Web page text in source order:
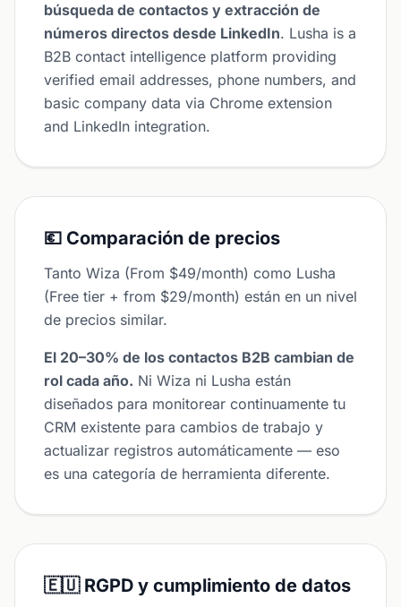
búsqueda de contactos y extracción de
números directos desde LinkedIn. Lusha is a
B2B contact intelligence platform providing
verified email addresses, phone numbers, and
basic company data via Chrome extension
and LinkedIn integration.
💶 Comparación de precios
Tanto Wiza (From $49/month) como Lusha
(Free tier + from $29/month) están en un nivel
de precios similar.
El 20–30% de los contactos B2B cambian de
rol cada año. Ni Wiza ni Lusha están
diseñados para monitorear continuamente tu
CRM existente para cambios de trabajo y
actualizar registros automáticamente — eso
es una categoría de herramienta diferente.
🇪🇺 RGPD y cumplimiento de datos